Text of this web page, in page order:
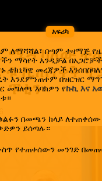
አፍሪካ
ለማሻሻል፣ በጣም ተዛማጅ
ማሳየት እንዲቻል
ቴክኒካዊ መረጃዎች
እንደምንጠቀም በዝርዝር
መግለጫ እባክዎን የኩኪ እና
በመጫን ከላይ
ይሰጣሉ።
የተጠቀሰውን መንገድ
ሜዳ ካለው
ሊጠናቀቅ
ፑቲን